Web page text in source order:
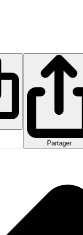
Partager